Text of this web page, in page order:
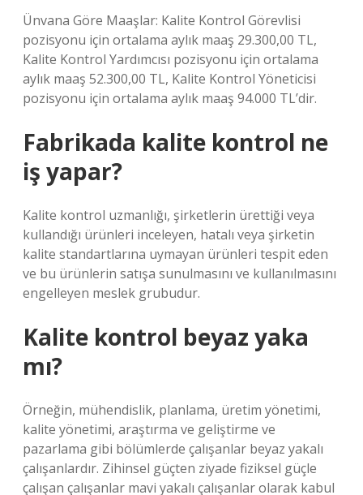
Ünvana Göre Maaşlar: Kalite Kontrol Görevlisi
pozisyonu için ortalama aylık maaş 29.300,00 TL,
Kalite Kontrol Yardımcısı pozisyonu için ortalama
aylık maaş 52.300,00 TL, Kalite Kontrol Yöneticisi
pozisyonu için ortalama aylık maaş 94.000 TL’dir.
Fabrikada kalite kontrol ne
iş yapar?
Kalite kontrol uzmanlığı, şirketlerin ürettiği veya
kullandığı ürünleri inceleyen, hatalı veya şirketin
kalite standartlarına uymayan ürünleri tespit eden
ve bu ürünlerin satışa sunulmasını ve kullanılmasını
engelleyen meslek grubudur.
Kalite kontrol beyaz yaka
mı?
Örneğin, mühendislik, planlama, üretim yönetimi,
kalite yönetimi, araştırma ve geliştirme ve
pazarlama gibi bölümlerde çalışanlar beyaz yakalı
çalışanlardır. Zihinsel güçten ziyade fiziksel güçle
çalışan çalışanlar mavi yakalı çalışanlar olarak kabul